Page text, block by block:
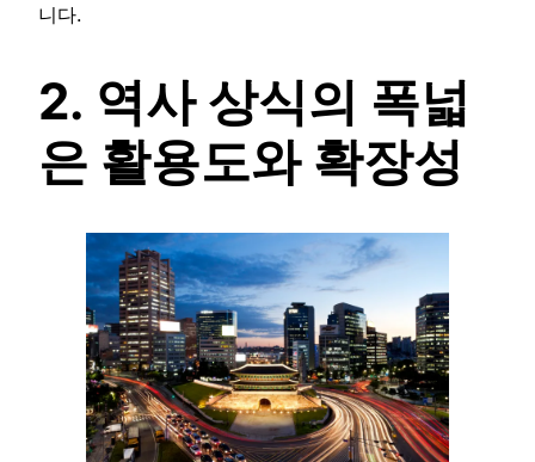
니다.
2. 역사 상식의 폭넓
은 활용도와 확장성